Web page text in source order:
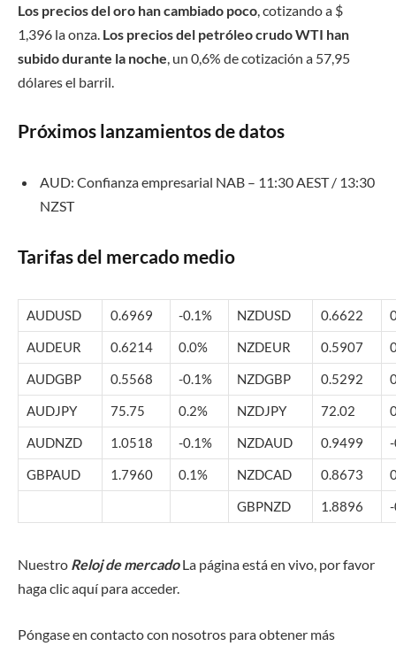
Los precios del oro han cambiado poco , cotizando a $
1,396 la onza. Los precios del petróleo crudo WTI han
subido durante la noche , un 0,6% de cotización a 57,95
dólares el barril.
Próximos lanzamientos de datos
AUD: Confianza empresarial NAB – 11:30 AEST / 13:30
NZST
Tarifas del mercado medio
AUDUSD 0.6969 -0.1% NZDUSD 0.6622
AUDEUR
0.6214 0.0% NZDEUR 0.5907
AUDGBP
0.5568 -0.1% NZDGBP 0.5292
AUDJPY
75.75 0.2% NZDJPY 72.02
AUDNZD
1.0518 -0.1% NZDAUD 0.9499
GBPAUD
1.7960 0.1% NZDCAD 0.8673
GBPNZD
1.8896
Nuestro Reloj de mercadoLa página está en vivo, por favor
haga clic aquí para acceder.
Póngase en contacto con nosotros para obtener más